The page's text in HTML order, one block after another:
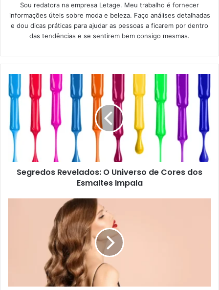
Sou redatora na empresa Letage. Meu trabalho é fornecer
informações úteis sobre moda e beleza. Faço análises detalhadas
e dou dicas práticas para ajudar as pessoas a ficarem por dentro
das tendências e se sentirem bem consigo mesmas.
Segredos Revelados: O Universo de Cores dos
Esmaltes Impala